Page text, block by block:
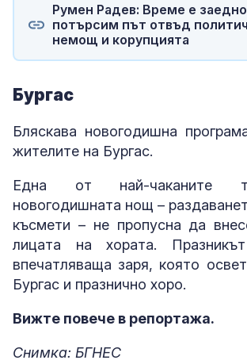
Румен Радев: Време е
потърсим път отвъд
немощ и корупцията
Бургас
Бляскава новогодишна
жителите на Бургас.
Една от най-чаканите
новогодишната нощ –
късмети – не пропусна да
лицата на хората.
впечатляваща заря, която
Бургас и празнично хоро.
Вижте повече в репортажа.
Снимка: БГНЕС